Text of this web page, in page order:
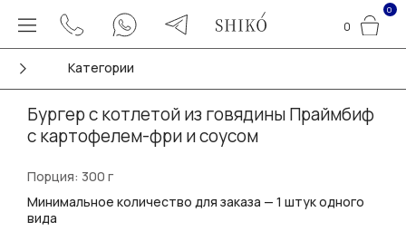
0
0
Категории
Бургер с котлетой из говядины Праймбиф
с картофелем-фри и соусом
Порция: 300 г
Минимальное количество для заказа — 1 штук одного
вида